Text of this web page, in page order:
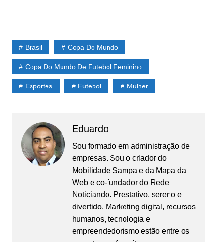
Brasil Copa Do Mundo
Copa Do Mundo De Futebol Feminino
Esportes Futebol Mulher
Eduardo
Sou formado em administração de
empresas. Sou o criador do
Mobilidade Sampa e da Mapa da
Web e co-fundador do Rede
Noticiando. Prestativo, sereno e
divertido. Marketing digital, recursos
humanos, tecnologia e
empreendedorismo estão entre os